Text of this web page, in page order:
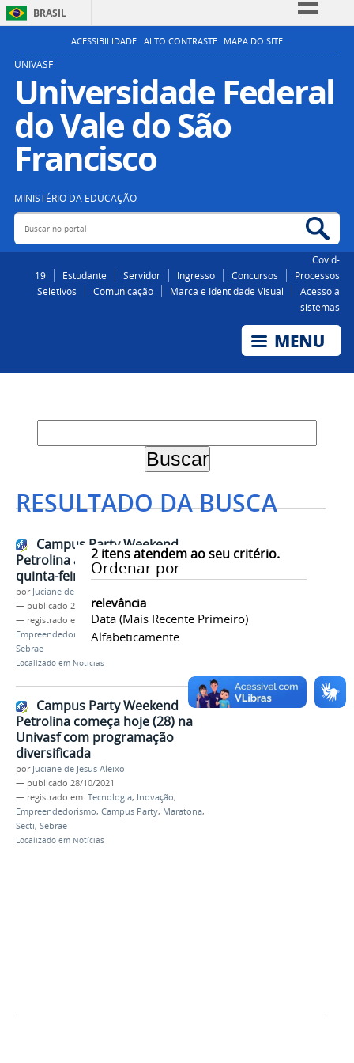
BRASIL
Simplifique!
Participe
Acesso à informação
Legislação
ACESSIBILIDADE ALTO CONTRASTE MAPA DO SITE
UNIVASF
Universidade Federal
do Vale do São
Francisco
MINISTÉRIO DA EDUCAÇÃO
Buscar no portal
Covid-
19
Estudante Servidor Ingresso Concursos
Processos
Seletivos
Comunicação Marca e Identidade Visual
Acesso a
sistemas
RESULTADO DA BUSCA
2itens atendem ao seu critério.
Ordenar por
relevância
Data (mais Recente Primeiro)
Alfabeticamente
Campus Party Weekend
Petrolina acontece a partir desta
quinta-feira (28) na Univasf
por Juciane de Jesus Aleixo
— publicado 26/10/2021
— registrado em:
NIT,Tecnologia ,Inovação,
Empreendedorismo ,Campus Party,Maratona
Sebrae
Localizado em Notícias
Campus Party Weekend
Petrolina começa hoje (28) na
Univasf com programação
diversificada
por Juciane de Jesus Aleixo
— publicado 28/10/2021
— registrado em: Tecnologia, Inovação,
Empreendedorismo, Campus Party, Maratona,
Secti, Sebrae
Localizado em Notícias